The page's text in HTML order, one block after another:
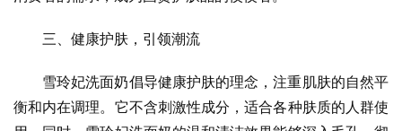
三、健康护肤，引领潮流
雪玲妃洗面奶倡导健康护肤的理念，注重肌肤的自然平
衡和内在调理。它不含刺激性成分，适合各种肤质的人群使